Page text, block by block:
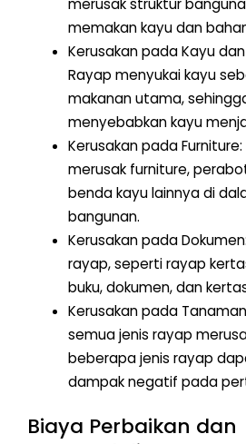
merusak struktur
memakan kayu dan
Kerusakan pada Kayu
Rayap menyukai kayu
makanan utama,
menyebabkan kayu
Kerusakan pada
merusak furniture,
benda kayu lainnya di
bangunan.
Kerusakan pada
rayap, seperti rayap
buku, dokumen, dan
Kerusakan pada
semua jenis rayap
beberapa jenis rayap
dampak negatif pada
Biaya Perbaikan dan